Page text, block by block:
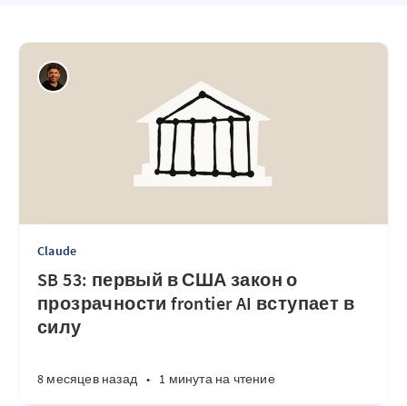
Claude
SB 53: первый в США закон о
прозрачности frontier AI вступает в
силу
8 месяцев назад • 1 минута на чтение